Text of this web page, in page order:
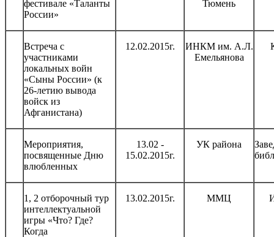
фестивале «Таланты
России»
Тюмень
Встреча с
участниками
локальных войн
«Сыны России» (к
26-летию вывода
войск из
Афганистана)
12.02.2015г.
ИНКМ им. А.Л.
Емельянова
Мероприятия,
посвященные Дню
влюбленных
13.02 -
15.02.2015г.
УК района
1, 2 отборочный тур
интеллектуальной
игры «Что? Где?
Когда
13.02.2015г. ММЦ